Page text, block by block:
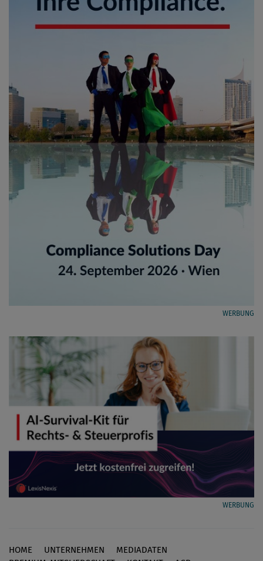
WERBUNG
WERBUNG
Footer
HOME UNTERNEHMEN
MEDIADATEN